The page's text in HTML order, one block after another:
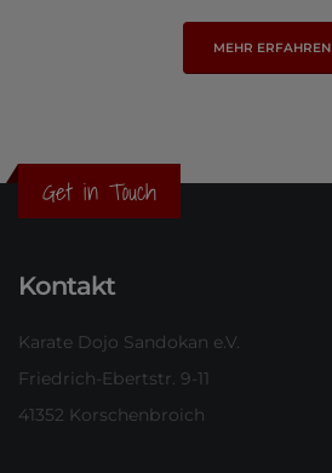
MEHR ERFAHREN
Get in Touch
Kontakt
Karate Dojo Sandokan e.V.
Friedrich-Ebertstr. 9-11
41352 Korschenbroich